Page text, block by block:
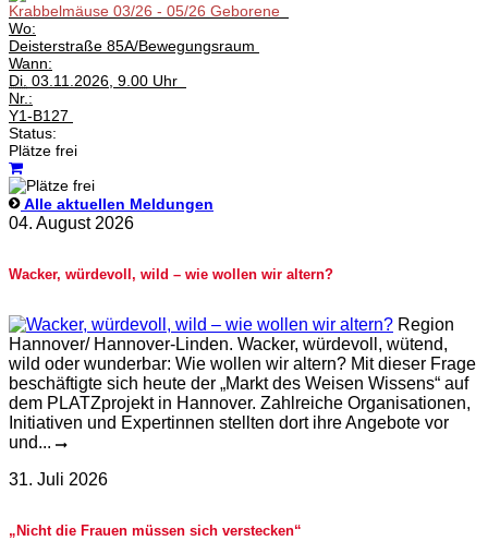
Krabbelmäuse 03/26 - 05/26 Geborene
Wo:
Deisterstraße 85A/Bewegungsraum
Wann:
Di. 03.11.2026, 9.00 Uhr
Nr.:
Y1-B127
Status:
Plätze frei
Alle aktuellen Meldungen
04. August 2026
Wacker, würdevoll, wild – wie wollen wir altern?
Region
Hannover/ Hannover-Linden. Wacker, würdevoll, wütend,
wild oder wunderbar: Wie wollen wir altern? Mit dieser Frage
beschäftigte sich heute der „Markt des Weisen Wissens“ auf
dem PLATZprojekt in Hannover. Zahlreiche Organisationen,
Initiativen und Expertinnen stellten dort ihre Angebote vor
und...
31. Juli 2026
„Nicht die Frauen müssen sich verstecken“